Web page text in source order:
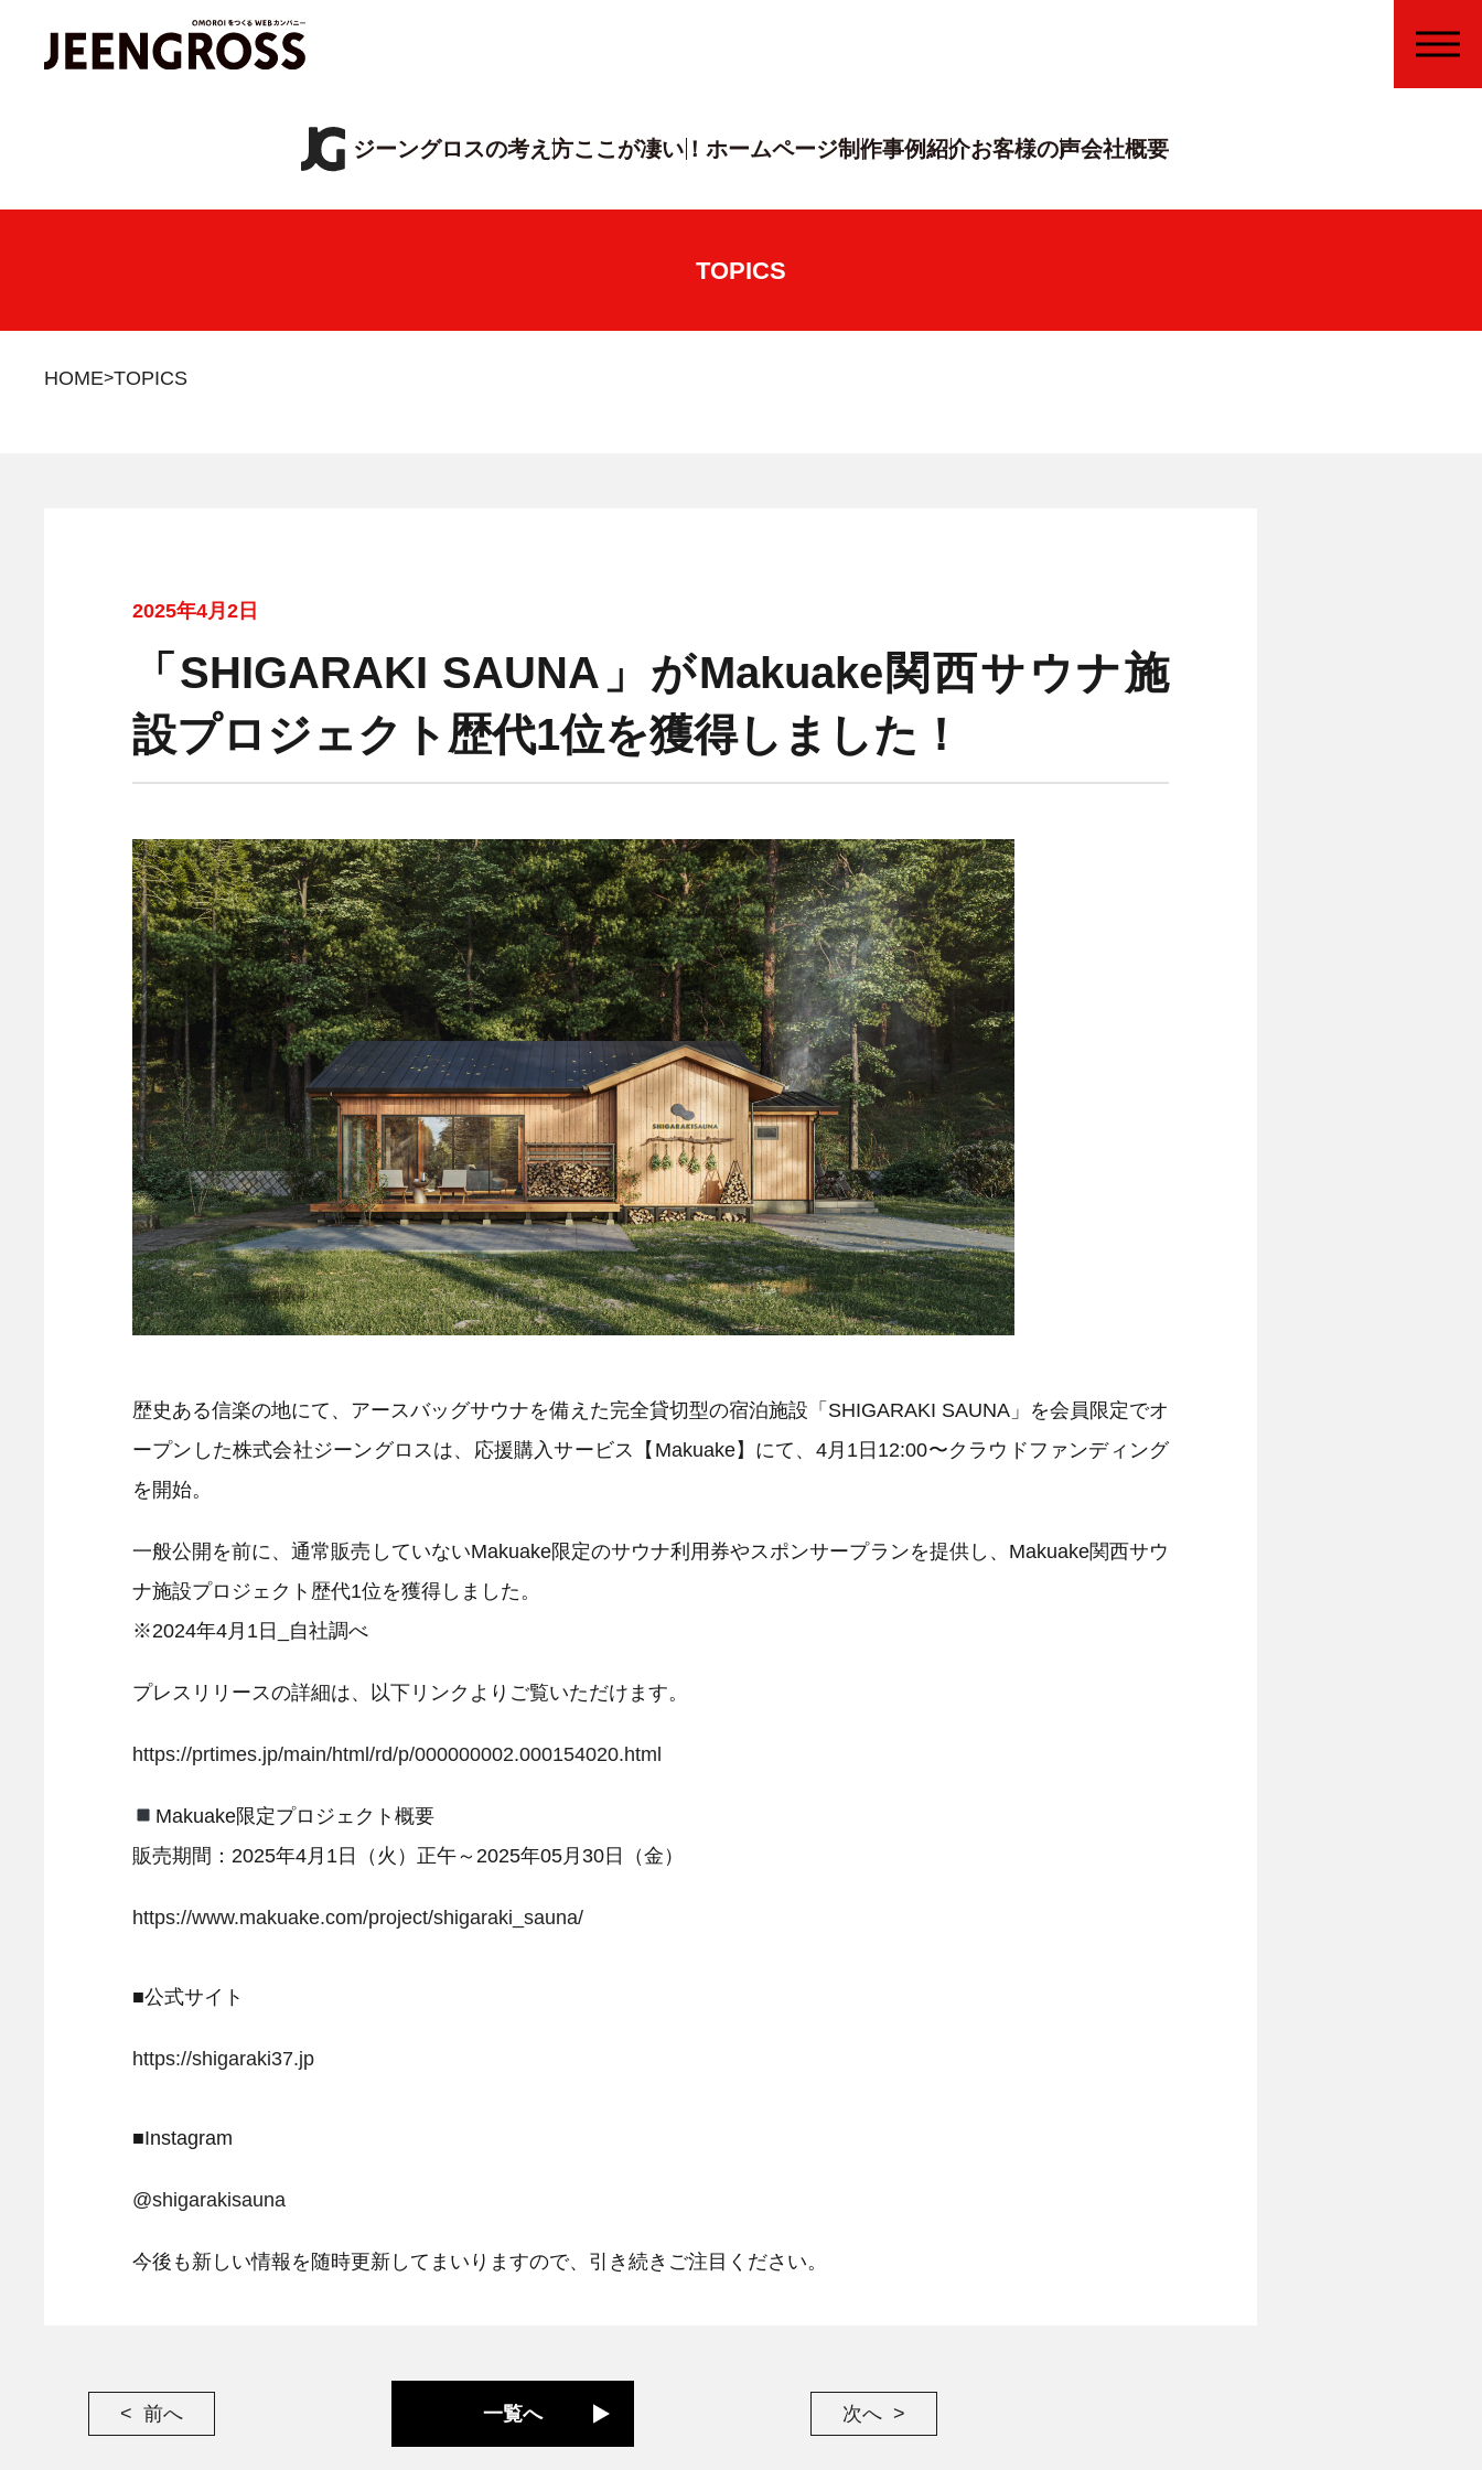
ジーングロスの考え方ここが凄い！ ホームページ制作事例紹介お客様の声会社概要
TOPICS
HOME TOPICS
2025年4月2日
「SHIGARAKI SAUNA」がMakuake関西サウナ施
設プロジェクト歴代1位を獲得しました！
歴史ある信楽の地にて、アースバッグサウナを備えた完全貸切型の宿泊施設「SHIGARAKI SAUNA」を会員限定でオ
ープンした株式会社ジーングロスは、応援購入サービス【Makuake】にて、4月1日12:00〜クラウドファンディング
を開始。
一般公開を前に、通常販売していないMakuake限定のサウナ利用券やスポンサープランを提供し、Makuake関西サウ
ナ施設プロジェクト歴代1位を獲得しました。
※2024年4月1日_自社調べ
プレスリリースの詳細は、以下リンクよりご覧いただけます。
https://prtimes.jp/main/html/rd/p/000000002.000154020.html
Makuake限定プロジェクト概要
販売期間：2025年4月1日（火）正午～2025年05月30日（金）
https://www.makuake.com/project/shigaraki_sauna/
■公式サイト
https://shigaraki37.jp
■Instagram
@shigarakisauna
今後も新しい情報を随時更新してまいりますので、引き続きご注目ください。
前へ 次へ
一覧へ
MENU